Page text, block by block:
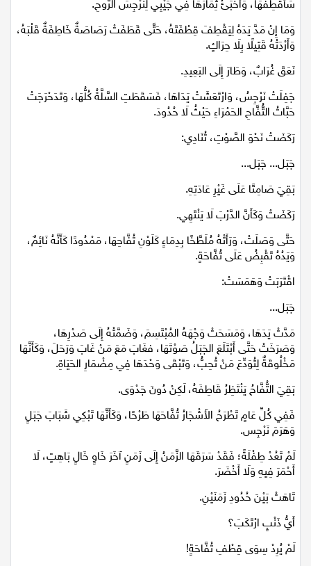
سَأَقْطِفُهَا، وَأُخَبِّئُ ثِمَارَهَا فِي جَيْبِي لِنَرْجِسَ الرُّوحِ.
وَمَا إِنْ مَدَّ يَدَهُ لِيَقْطِفَ قِطْفَتَهُ، حَتَّى قَطَفَتْ رَصَاصَةٌ خَاطِفَةٌ قَلْبَهُ،
وَأَرْدَتْهُ قَتِيلًا بِلَا حِرَاكٍ.
نَعَقَ غُرَابٌ، وَطَارَ إِلَى البَعِيدِ.
جَفِلَتْ نَرْجِسُ، وَارْتَعَشَتْ يَدَاهَا، فَسَقَطَتِ السَّلَّةُ كُلُّهَا، وَتَدَحْرَجَتْ
حَبَّاتُ التُّفَّاحِ الحَمْرَاءِ حَيْثُ لَا حُدُودَ.
رَكَضَتْ نَحْوَ الصَّوْتِ، تُنَادِي:
جَبَل... جَبَل...
بَقِيَ صَامِتًا عَلَى غَيْرِ عَادَتِهِ.
رَكَضَتْ وَكَأَنَّ الدَّرْبَ لَا يَنْتَهِي.
حَتَّى وَصَلَتْ، وَرَأَتْهُ مُلَطَّخًا بِدِمَاءٍ كَلَوْنِ تُفَّاحِهَا، مَمْدُودًا كَأَنَّهُ نَائِمٌ،
وَيَدُهُ تَقْبِضُ عَلَى تُفَّاحَةٍ.
اقْتَرَبَتْ وَهَمَسَتْ:
جَبَل...
مَدَّتْ يَدَهَا، وَمَسَحَتْ وَجْهَهُ المُبْتَسِمَ، وَضَمَّتْهُ إِلَى صَدْرِهَا،
وَصَرَخَتْ حَتَّى أَبْتَلَعَ الجَبَلُ صَوْتَهَا، فغَابَ مَعَ مَنْ غَابَ وَرَحَلَ، وَكَأَنَّهَا
مَخْلُوقَةٌ لِتُوَدِّعَ مَنْ تُحِبُّ، وَتَبْقَى وَحْدَهَا فِي مِضْمَارِ الحَيَاةِ.
بَقِيَ التُّفَّاحُ يَنْتَظِرُ قَاطِفَهُ، لَكِنْ دُونَ جَدْوَى.
فَفِي كُلِّ عَامٍ تَطْرَحُ الأَشْجَارُ تُفَّاحَهَا طَرْحًا، وَكَأَنَّهَا تَبْكِي شَبَابَ جَبَلٍ
وَهَرَمَ نَرْجِس.
لَمْ تَعُدْ طِفْلَةً؛ فَقَدْ سَرَقَهَا الزَّمَنُ إِلَى زَمَنٍ آخَرَ خَاوٍ خَالٍ بَاهِتٍ، لَا
أَحْمَرَ فِيهِ وَلَا أَخْضَرَ.
تَاهَتْ بَيْنَ حُدُودِ زَمَنَيْنِ.
أَيُّ ذَنْبٍ ارْتَكَبَ؟
لَمْ يُرِدْ سِوَى قِطْفِ تُفَّاحَةٍ!